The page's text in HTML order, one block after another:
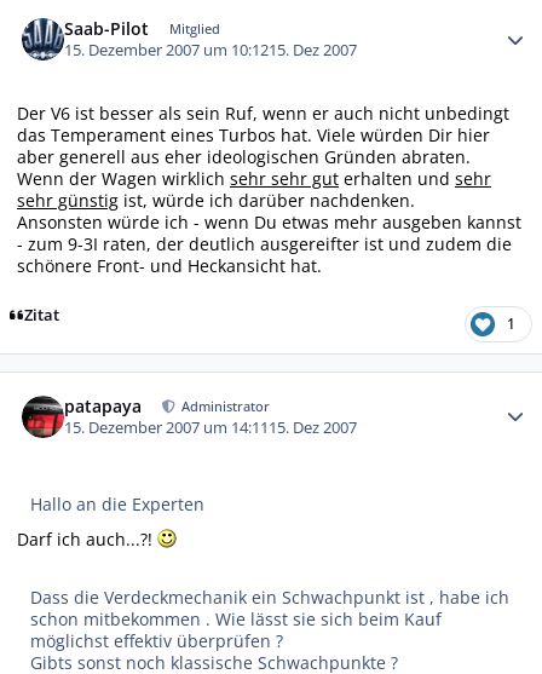
Saab-Pilot Mitglied
15. Dezember 2007 um 10:1215. Dez 2007
Der V6 ist besser als sein Ruf, wenn er auch nicht unbedingt
das Temperament eines Turbos hat. Viele würden Dir hier
aber generell aus eher ideologischen Gründen abraten.
Wenn der Wagen wirklich sehr sehr gut erhalten und sehr
sehr günstig ist, würde ich darüber nachdenken.
Ansonsten würde ich - wenn Du etwas mehr ausgeben kannst
- zum 9-3I raten, der deutlich ausgereifter ist und zudem die
schönere Front- und Heckansicht hat.
Zitat 1
patapaya Administrator
15. Dezember 2007 um 14:1115. Dez 2007
Hallo an die Experten
Darf ich auch...?!
Dass die Verdeckmechanik ein Schwachpunkt ist , habe ich
schon mitbekommen . Wie lässt sie sich beim Kauf
möglichst effektiv überprüfen ?
Gibts sonst noch klassische Schwachpunkte ?